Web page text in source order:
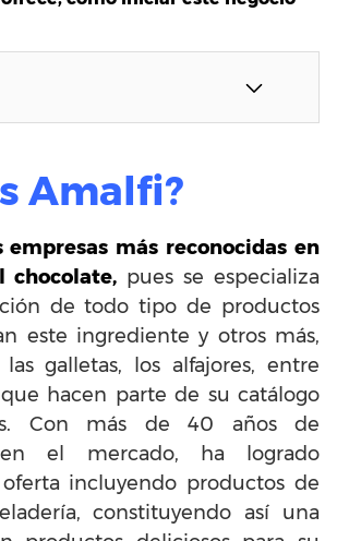
Amalfi?
empresas más reconocidas en
chocolate, pues se especializa
de todo tipo de productos
este ingrediente y otros más,
galletas, los alfajores, entre
hacen parte de su catálogo
Con más de 40 años de
en el mercado, ha logrado
incluyendo productos de
constituyendo así una